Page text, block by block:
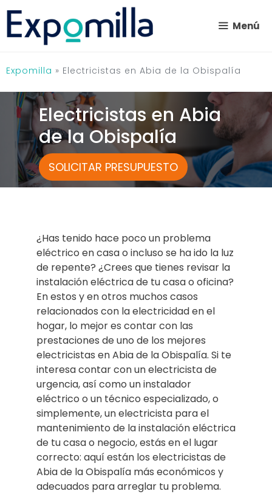
Saltar
contenido
Menú
Expomilla » Electricistas en Abia de la Obispalía
Electricistas en Abia
de la Obispalía
SOLICITAR PRESUPUESTO
¿Has tenido hace poco un problema
eléctrico en casa o incluso se ha ido la luz
de repente? ¿Crees que tienes revisar la
instalación eléctrica de tu casa o oficina?
En estos y en otros muchos casos
relacionados con la electricidad en el
hogar, lo mejor es contar con las
prestaciones de uno de los mejores
electricistas en Abia de la Obispalía. Si te
interesa contar con un electricista de
urgencia, así como un instalador
eléctrico o un técnico especializado, o
simplemente, un electricista para el
mantenimiento de la instalación eléctrica
de tu casa o negocio, estás en el lugar
correcto: aquí están los electricistas de
Abia de la Obispalía más económicos y
adecuados para arreglar tu problema.